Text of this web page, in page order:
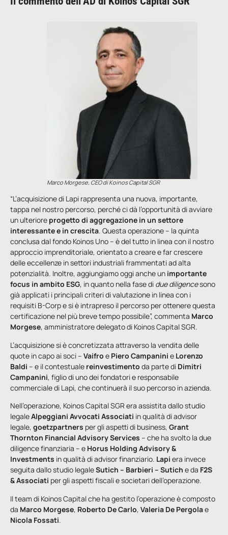
Marco Morgese, CEO di Koinos Capital SGR
“L’acquisizione di Lapi rappresenta una nuova, importante,
tappa nel nostro percorso, perché ci dà l’opportunità di avviare
un ulteriore progetto di aggregazione in un settore
interessante e in crescita. Questa operazione – la quinta
conclusa dal fondo Koinos Uno – è del tutto in linea con il nostro
approccio imprenditoriale, orientato a creare e far crescere
delle eccellenze in settori industriali frammentati ad alta
potenzialità. Inoltre, aggiungiamo oggi anche un importante
focus in ambito ESG, in quanto nella fase di due diligencesono
già applicati i principali criteri di valutazione in linea con i
requisiti B-Corp e si è intrapreso il percorso per ottenere questa
certificazione nel più breve tempo possibile”, commenta Marco
Morgese, amministratore delegato di Koinos Capital SGR.
L’acquisizione si è concretizzata attraverso la vendita delle
quote in capo ai soci – Vaifro e Piero Campanini e Lorenzo
Baldi – e il contestuale reinvestimento da parte di Dimitri
Campanini, figlio di uno dei fondatori e responsabile
commerciale di Lapi, che continuerà il suo percorso in azienda.
Nell’operazione, Koinos Capital SGR era assistita dallo studio
legaleAlpeggiani Avvocati Associati in qualità di advisor
legale, goetzpartners per gli aspetti di business, Grant
Thornton Financial Advisory Services – che ha svolto la due
diligence finanziaria – e Horus Holding Advisory &
Investments in qualità di advisor finanziario. Lapi era invece
seguita dallo studio legaleSutich – Barbieri – Sutich e da F2S
& Associati per gli aspetti fiscali e societari dell’operazione.
Il team di Koinos Capital che ha gestito l’operazione è composto
da Marco Morgese, Roberto De Carlo, Valeria De Pergolae
Nicola Fossati.